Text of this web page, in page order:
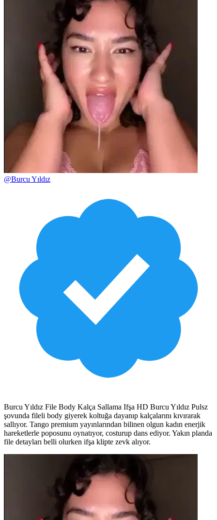
@Burcu Yıldız
Burcu Yıldız File Body Kalça Sallama Ifşa HD Burcu Yıldız Pulsz
şovunda fileli body giyerek koltuğa dayanıp kalçalarını kıvırarak
sallıyor. Tango premium yayınlarından bilinen olgun kadın enerjik
hareketlerle poposunu oynatıyor, costurup dans ediyor. Yakın planda
file detayları belli olurken ifşa klipte zevk alıyor.